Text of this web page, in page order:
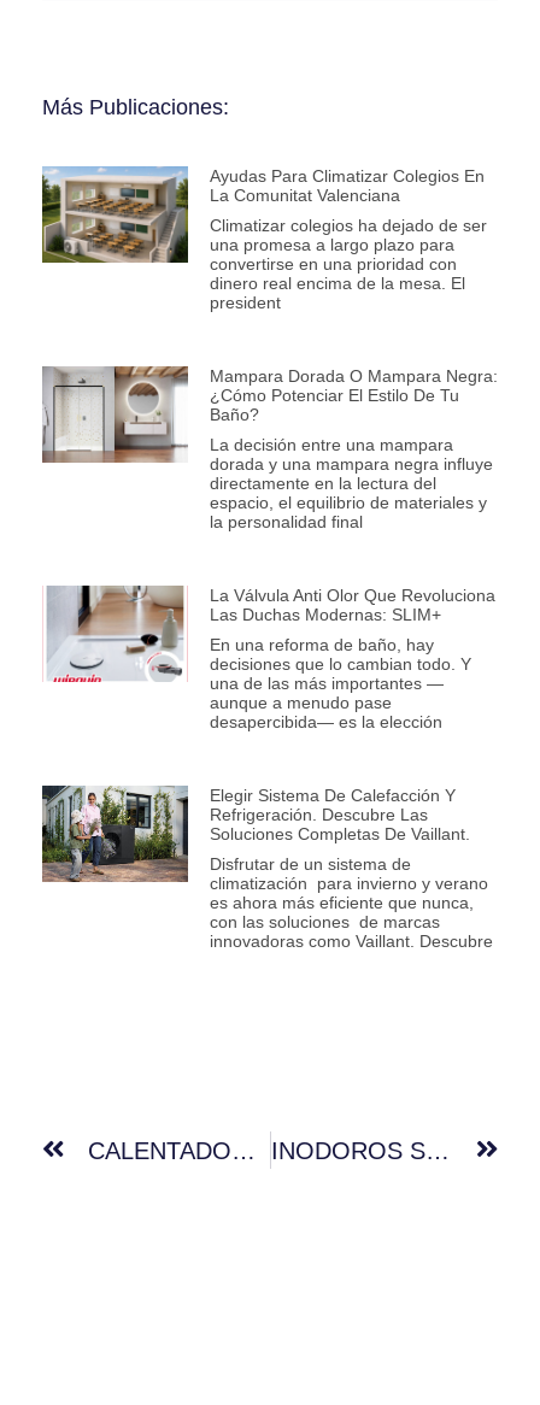
Más Publicaciones:
Ayudas Para Climatizar Colegios En
La Comunitat Valenciana
Climatizar colegios ha dejado de ser
una promesa a largo plazo para
convertirse en una prioridad con
dinero real encima de la mesa. El
president
Mampara Dorada O Mampara Negra:
¿Cómo Potenciar El Estilo De Tu
Baño?
La decisión entre una mampara
dorada y una mampara negra influye
directamente en la lectura del
espacio, el equilibrio de materiales y
la personalidad final
La Válvula Anti Olor Que Revoluciona
Las Duchas Modernas: SLIM+
En una reforma de baño, hay
decisiones que lo cambian todo. Y
una de las más importantes —
aunque a menudo pase
desapercibida— es la elección
Elegir Sistema De Calefacción Y
Refrigeración. Descubre Las
Soluciones Completas De Vaillant.
Disfrutar de un sistema de
climatización para invierno y verano
es ahora más eficiente que nunca,
con las soluciones de marcas
innovadoras como Vaillant. Descubre
CALENTADOR DE AGUA A GAS INODOROS SUSPENDIDOS